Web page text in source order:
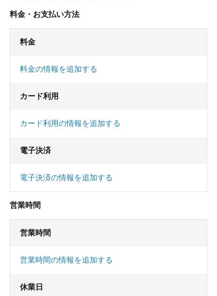
料金・お支払い方法
料金
料金の情報を追加する
カード利用
カード利用の情報を追加する
電子決済
電子決済の情報を追加する
営業時間
営業時間
営業時間の情報を追加する
休業日